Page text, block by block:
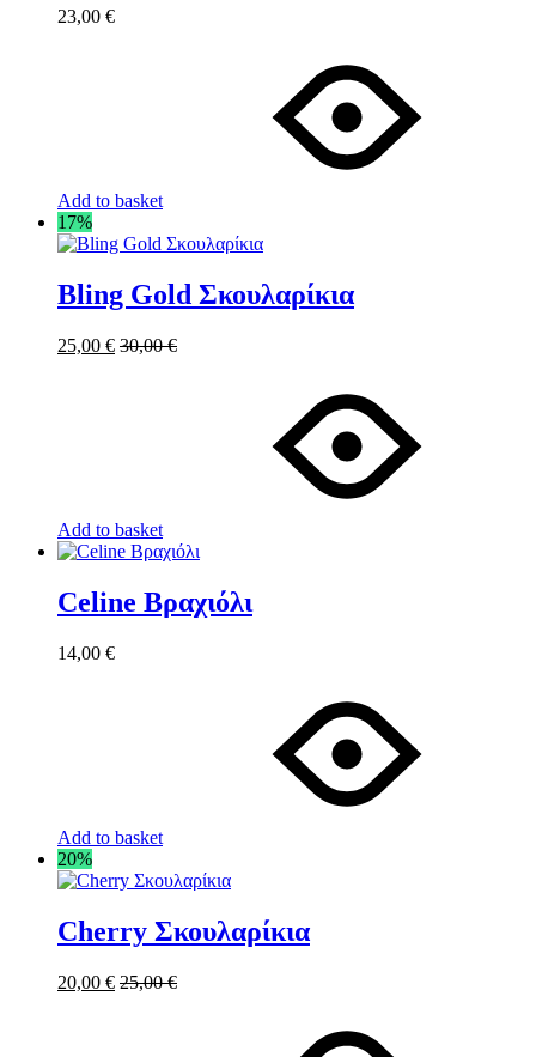
23,00 €
Add to basket
17%
Bling Gold Σκουλαρίκια
25,00 € 30,00€
Add to basket
Celine Βραχιόλι
14,00 €
Add to basket
20%
Cherry Σκουλαρίκια
20,00 € 25,00€